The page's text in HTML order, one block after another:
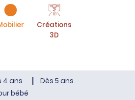
Créations
3D
4 ans
Dès 5 ans
bébé